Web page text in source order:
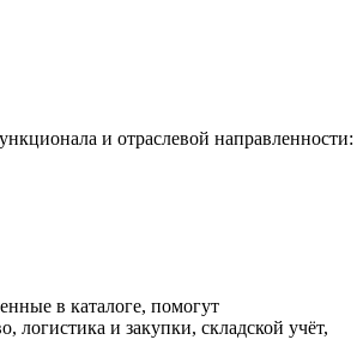
и отраслевой направленности:
в каталоге, помогут
логистика и закупки, складской учёт,